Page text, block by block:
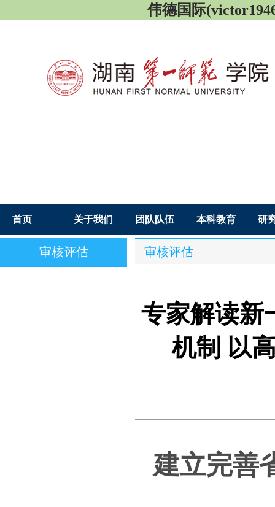
伟德国际
首页 关于我们 团队队伍 本科教育 研
审核评估 审核评估
专家解读新
机制 以
建立完善